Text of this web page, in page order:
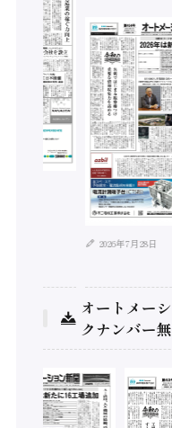
2026年7月28日
オートメー
クナンバー